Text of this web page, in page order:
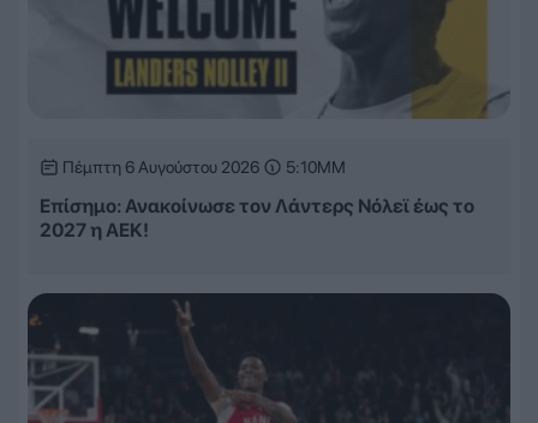
Πέμπτη 6 Αυγούστου 2026 5:10ΜΜ
Επίσημο: Ανακοίνωσε τον Λάντερς Νόλεϊ έως το
2027 η ΑΕΚ!